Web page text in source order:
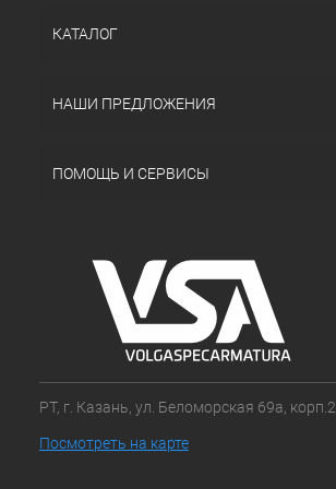
КАТАЛОГ
НАШИ ПРЕДЛОЖЕНИЯ
ПОМОЩЬ И СЕРВИСЫ
РТ, г. Казань, ул. Беломорская 69а, корп.2
Посмотреть на карте